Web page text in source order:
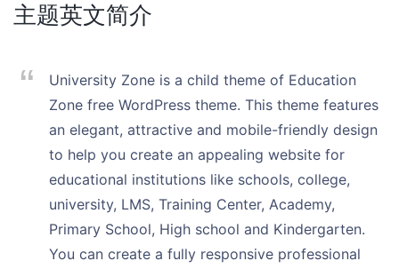
主题英文简介
University Zone is a child theme of Education
Zone free WordPress theme. This theme features
an elegant, attractive and mobile-friendly design
to help you create an appealing website for
educational institutions like schools, college,
university, LMS, Training Center, Academy,
Primary School, High school and Kindergarten.
You can create a fully responsive professional